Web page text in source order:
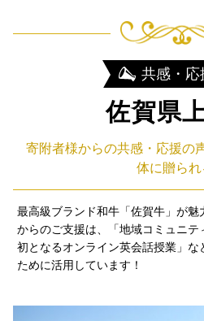
共感・応
佐賀県
寄附者様からの共感・応援の
体に贈ら
最高級ブランド和牛「佐賀牛」が
からのご支援は、「地域コミュニ
初となるオンライン英会話授業」
ために活用しています！